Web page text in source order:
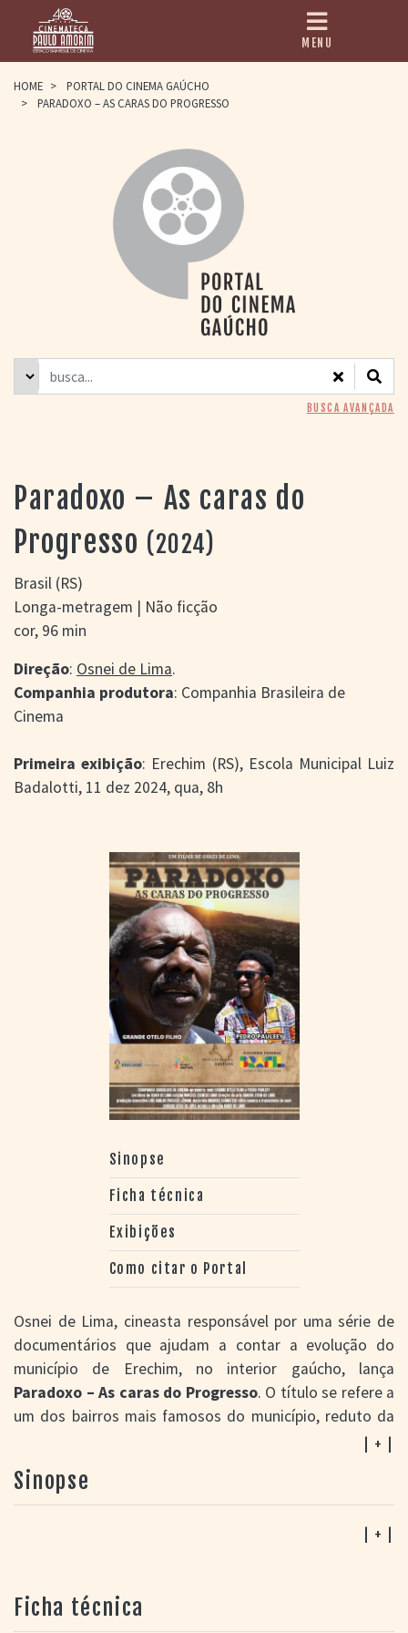
HOME
PAULO AMORIM
> HOMENAGEADOS
> EQUIPE
> ASSOCIAÇÃO DOS
> BIBLIOTECA
ROMEU GRIMALDI
> GRADE SEMANAL
> PREÇOS E
DESCONTOS
CINEMA GAÚCHO
> APRESENTAÇÃO
> BUSCA AVANÇADA
> LISTA DE FILMES
> FILMOGRAFIAS DE
CINEASTAS
> DISCOGRAFIAS
> BIBLIOGRAFIAS
CONTATO E
LOCALIZAÇÃO
MENU
HOME >
PORTAL DO CINEMA GAÚCHO
>
PARADOXO – AS CARAS DO PROGRESSO
BUSCA AVANÇADA
Paradoxo – As caras do
Progresso (2024)
Brasil (RS)
Longa-metragem | Não ficção
cor, 96 min
Direção: Osnei de Lima.
Companhia produtora: Companhia Brasileira de
Cinema
Primeira exibição: Erechim (RS), Escola Municipal Luiz
Badalotti, 11 dez 2024, qua, 8h
Sinopse
Ficha técnica
Exibições
Como citar o Portal
Osnei de Lima, cineasta responsável por uma série de
documentários que ajudam a contar a evolução do
município de Erechim, no interior gaúcho, lança
Paradoxo – As caras do Progresso. O título se refere a
um dos bairros mais famosos do município, reduto da
classe trabalhadora, operária da região. Cerca de trinta
Os participantes são residentes ou ex-moradores da
comunidade, com idades e experiências variadas, que
têm em comum o fato de fornecerem relatos emotivos
um dos principais objetivos do longa-metragem é
combater uma visão mais negativa ou preconceituosa
| + |
Sinopse
| + |
Ficha técnica